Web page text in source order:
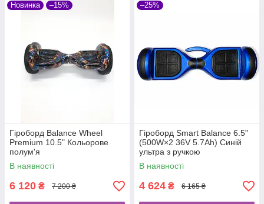
Новинка –15%
Гіроборд Balance Wheel
Premium 10.5" Кольорове
полум'я
В наявності
6 120 ₴ 7 200 ₴
–25%
Гіроборд Smart Balance 6.5"
(500W×2 36V 5.7Ah) Синій
ультра з ручкою
В наявності
4 624 ₴ 6 165 ₴